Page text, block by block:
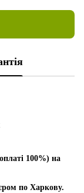
100%) на
по Харкову.